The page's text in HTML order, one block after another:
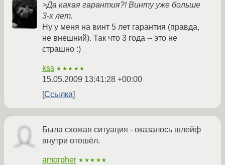
>Да какая гарантия?! Винту уже больше
3-х лет.
Ну у меня на винт 5 лет гарантия (правда,
не внешний). Так что 3 года -- это не
страшно :)
kss ★★★★★
15.05.2009 13:41:28 +00:00
Ссылка
Была схожая ситуация - оказалось шлейф
внутри отошёл.
amorpher ★★★★★